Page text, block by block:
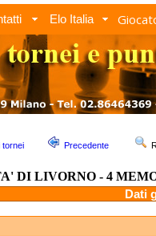
Elo Italia
tornei Precedente
DI LIVORNO - 4
Dati